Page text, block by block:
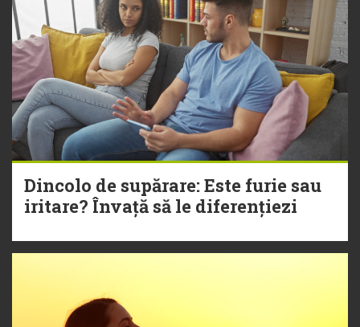
Dincolo de supărare: Este furie sau
iritare? Învață să le diferențiezi